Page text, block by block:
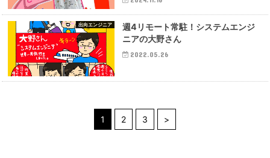
出向エンジニア
週4リモート常駐！システムエンジ
ニアの大野さん
2022.05.26
1 2 3 >